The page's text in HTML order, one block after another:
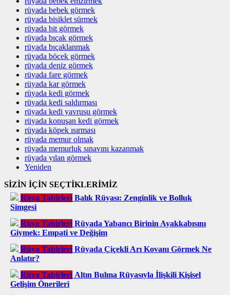
rüyada bebek görmek
rüyada bisiklet sürmek
rüyada bit görmek
rüyada bıçak görmek
rüyada bıçaklanmak
rüyada böcek görmek
rüyada deniz görmek
rüyada fare görmek
rüyada kar görmek
rüyada kedi görmek
rüyada kedi saldırması
rüyada kedi yavrusu görmek
rüyada konuşan kedi görmek
rüyada köpek ısırması
rüyada memur olmak
rüyada memurluk sınavını kazanmak
rüyada yılan görmek
Yeniden
SİZİN İÇİN SEÇTİKLERİMİZ
Rüya Tabirleri Balık Rüyası: Zenginlik ve Bolluk
Simgesi
Rüya Tabirleri Rüyada Yabancı Birinin Ayakkabısını
Giymek: Empati ve Değişim
Rüya Tabirleri Rüyada Çiçekli Arı Kovanı Görmek Ne
Anlatır?
Rüya Tabirleri Altın Bulma Rüyasıyla İlişkili Kişisel
Gelişim Önerileri